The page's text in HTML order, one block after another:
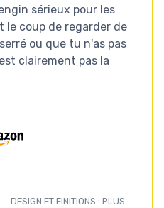
sérieux pour les
le coup de regarder de
ou que tu n'as pas
clairement pas la
DESIGN ET FINITIONS : PLUS